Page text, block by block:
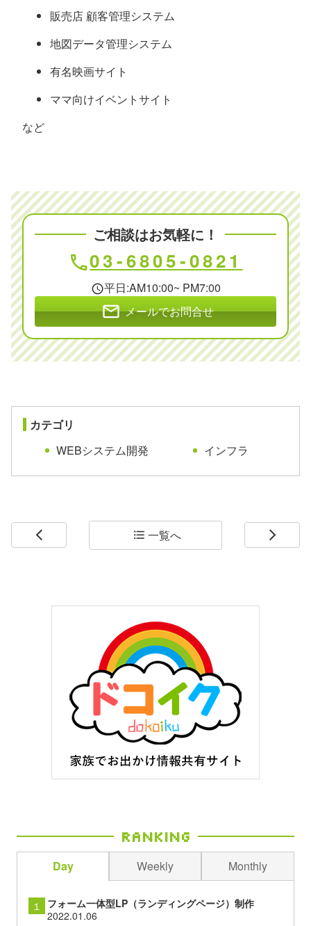
販売店 顧客管理システム
地図データ管理システム
有名映画サイト
ママ向けイベントサイト
など
ご相談はお気軽に！
phone03-6805-0821
schedule平日:AM10:00~ PM7:00
mail メールでお問合せ
カテゴリ
WEBシステム開発
インフラ
arrow_back_ios format_list_bulleted 一覧へ arrow_forward_ios
Ranking
Day Weekly Monthly
１
フォーム一体型LP（ランディングページ）制作
2022.01.06